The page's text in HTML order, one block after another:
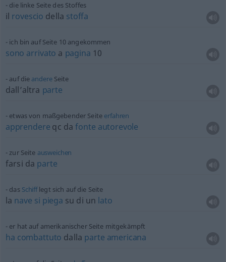
die linke Seite des Stoffes
il rovescio della stoffa
ich bin auf Seite 10 angekommen
sono arrivato a pagina 10
auf die andereSeite
dall’altra parte
etwasvon maßgebender Seite erfahren
apprendere qc dafonte autorevole
zur Seite ausweichen
farsi da parte
das Schifflegt sich auf die Seite
la nave si piega su di un lato
er hat auf amerikanischer Seite mitgekämpft
ha combattuto dalla parte americana